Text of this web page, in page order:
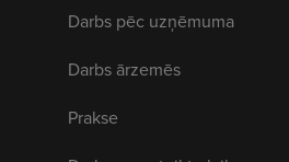
Darbs pēc uzņēmuma
Darbs ārzemēs
Prakse